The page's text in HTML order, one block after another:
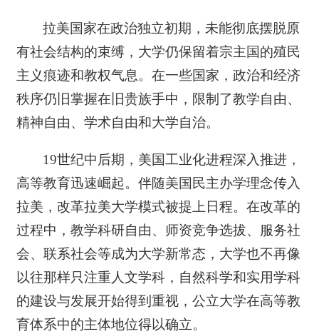
拉美国家在政治独立初期，未能彻底摆脱原
有社会结构的束缚，大学仍保留着宗主国的殖民
主义痕迹和教权气息。在一些国家，政治和经济
秩序仍旧掌握在旧贵族手中，限制了教学自由、
精神自由、学术自由和大学自治。
19世纪中后期，美国工业化进程深入推进，
高等教育迅速崛起。伴随美国民主办学理念传入
拉美，改革拉美大学模式被提上日程。在改革的
过程中，教学科研自由、师资竞争选拔、服务社
会、联系社会等成为大学新常态，大学也不再像
以往那样只注重人文学科，自然科学和实用学科
的建设与发展开始得到重视，公立大学在高等教
育体系中的主体地位得以确立。